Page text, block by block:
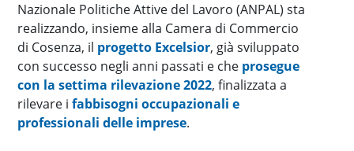
Nazionale Politiche Attive del Lavoro (ANPAL) sta
realizzando, insieme alla Camera di Commercio
di Cosenza, il progetto Excelsior, già sviluppato
con successo negli anni passati e che prosegue
con la settima rilevazione 2022, finalizzata a
rilevare ifabbisogni occupazionali e
professionali delle imprese.